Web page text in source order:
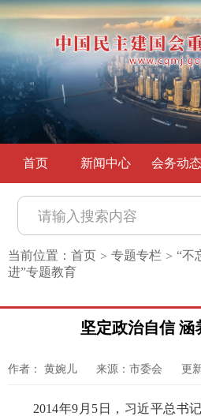
首页 新闻中心 会务动态
当前位置： 首页 > 专题专栏 > “不
进”专题教育
坚定政治自信 涵
作者： 黄婉儿 来源：市委会 更
2014年9月5日，习近平总书